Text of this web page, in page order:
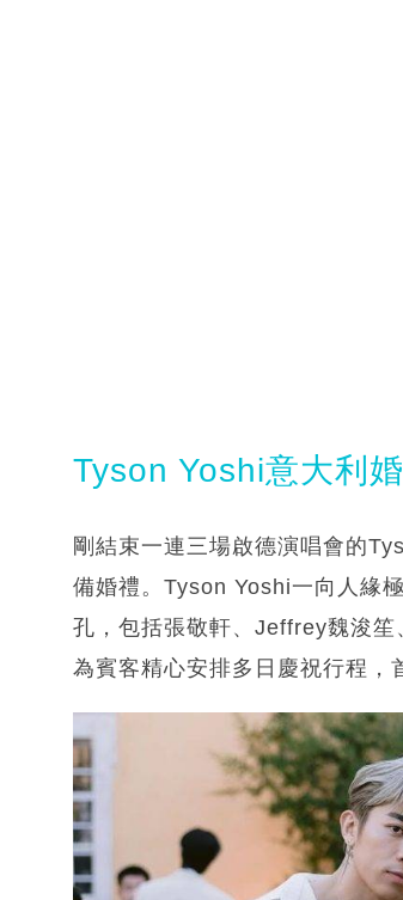
Tyson Yoshi意大利
剛結束一連三場啟德演唱會的
備婚禮。Tyson Yoshi一向人緣
孔，包括張敬軒、Jeffrey魏浚
為賓客精心安排多日慶祝行程，